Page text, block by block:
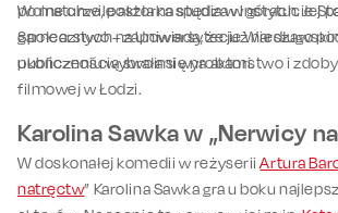
po maturze, poszła na studia w Instytucie
Społecznych na Uniwersytecie
ukończeniu wybrała się na aktorstwo i
filmowej w Łodzi.
Wolne chwile aktorka spędza w górach. Jej
garncarstwo – zapowiada, że już niedługo
publicznością swoimi wyrobami.
Karolina Sawka w „Nerwicy
W doskonałej komedii w reżyseriiArtura
natręctw” Karolina Sawka gra u boku